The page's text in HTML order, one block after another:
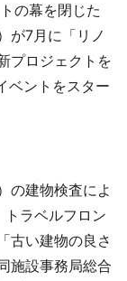
の幕を閉じた
が7月に「リノ
プロジェクトを
ベントをスター
の建物検査によ
ラベルフロン
古い建物の良さ
施設事務局総合